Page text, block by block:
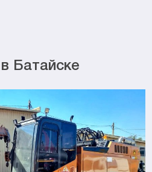
Батайске